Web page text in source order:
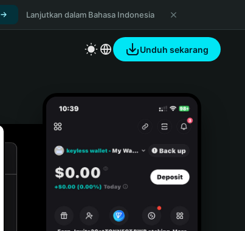
Lanjutkan dalam Bahasa Indonesia
Unduh sekarang